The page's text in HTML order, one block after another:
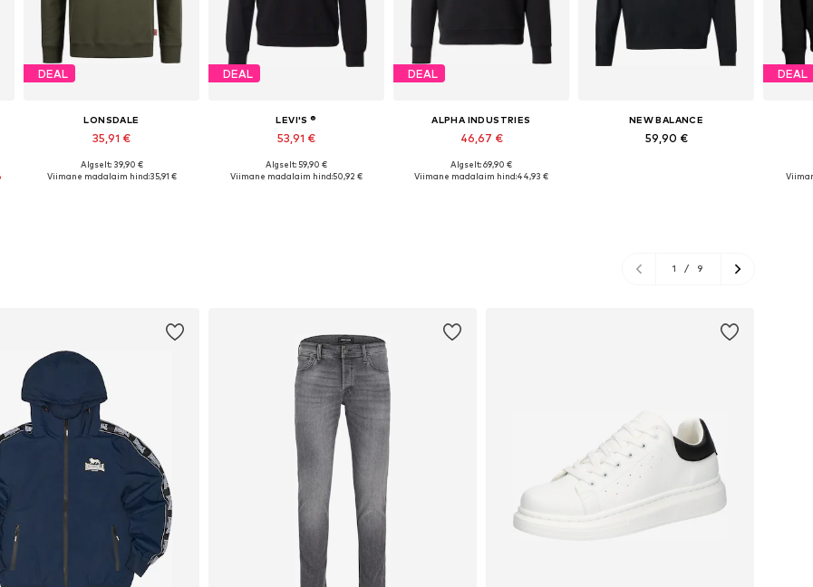
DEAL
LONSDALE
35,91 €
Algselt: 39,90 €
Viimane madalaim hind:35,91 €
DEAL
LEVI'S ®
53,91 €
Algselt: 59,90 €
Viimane madalaim hind:50,92 €
DEAL
ALPHA INDUSTRIES
46,67 €
Algselt: 69,90 €
Viimane madalaim hind:44,93 €
NEW BALANCE
59,90 €
DEAL
1 / 9